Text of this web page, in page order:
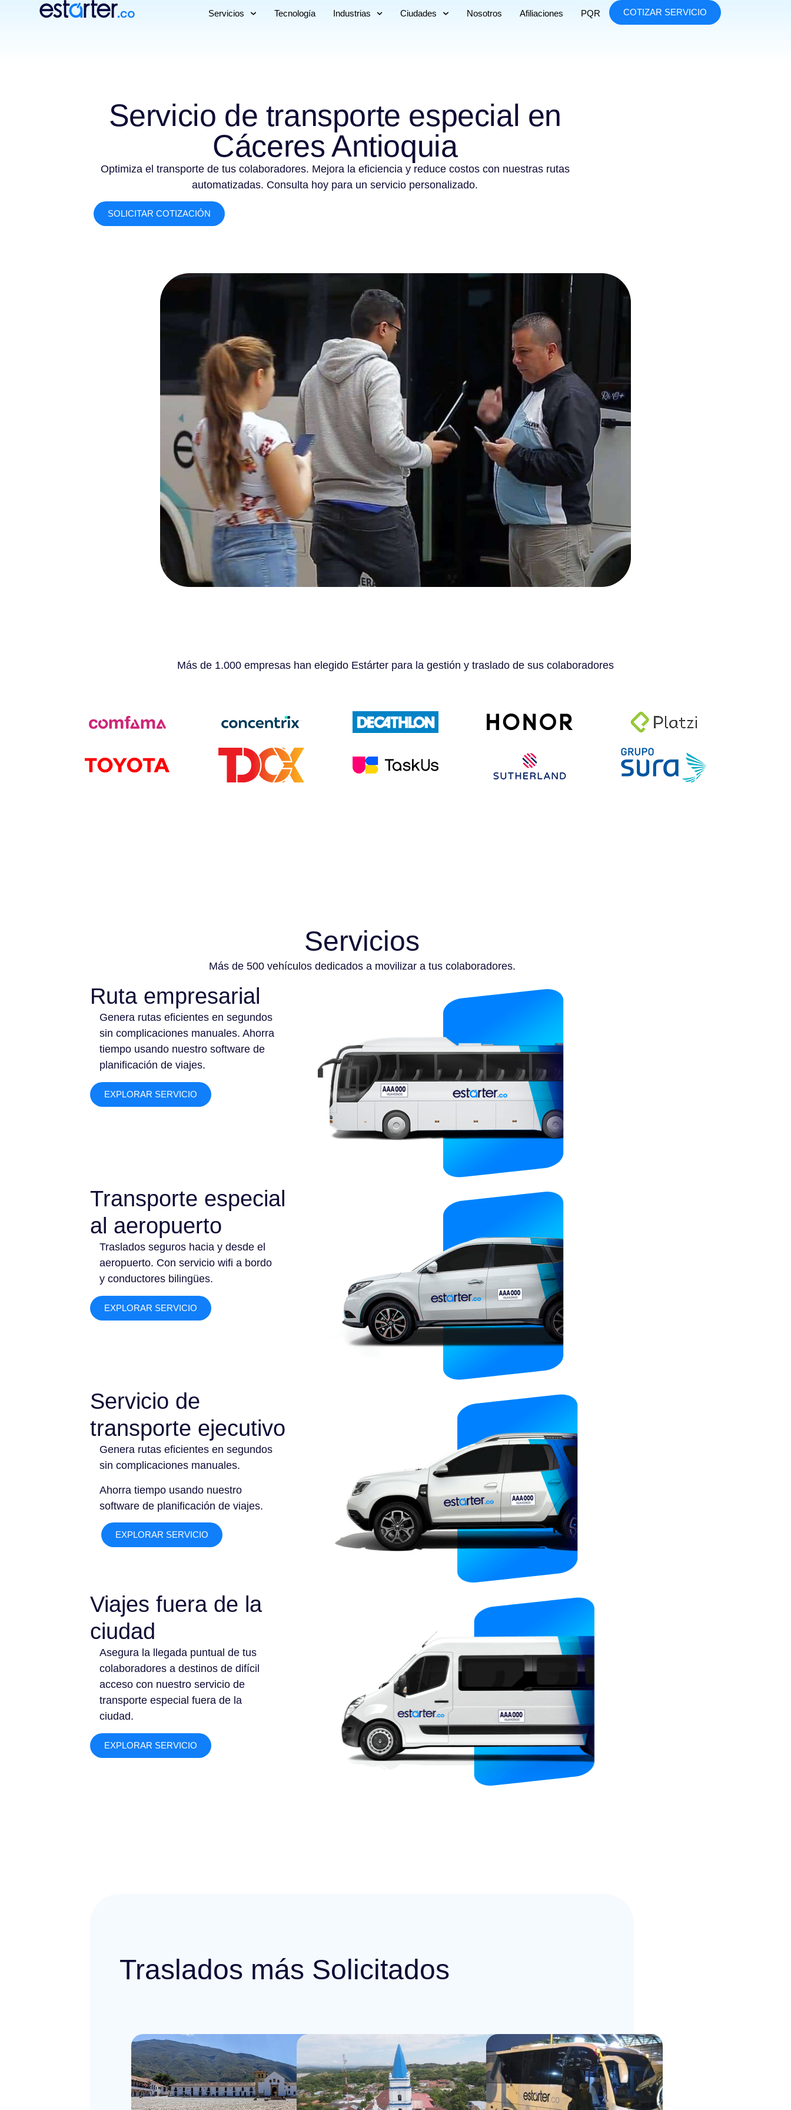
Servicios Tecnología Industrias Ciudades Nosotros Afiliaciones PQR COTIZAR SERVICIO
Servicio de transporte especial en
Cáceres Antioquia
Optimiza el transporte de tus colaboradores. Mejora la eficiencia y reduce costos con nuestras rutas
automatizadas. Consulta hoy para un servicio personalizado.
SOLICITAR COTIZACIÓN
Más de 1.000 empresas han elegido Estárter para la gestión y traslado de sus colaboradores
Servicios
Más de 500 vehículos dedicados a movilizar a tus colaboradores.
Ruta empresarial
Genera rutas eficientes en segundos
sin complicaciones manuales. Ahorra
tiempo usando nuestro software de
planificación de viajes.
EXPLORAR SERVICIO
Transporte especial
al aeropuerto
Traslados seguros hacia y desde el
aeropuerto. Con servicio wifi a bordo
y conductores bilingües.
EXPLORAR SERVICIO
Servicio de
transporte ejecutivo
Genera rutas eficientes en segundos
sin complicaciones manuales.
Ahorra tiempo usando nuestro
software de planificación de viajes.
EXPLORAR SERVICIO
Viajes fuera de la
ciudad
Asegura la llegada puntual de tus
colaboradores a destinos de difícil
acceso con nuestro servicio de
transporte especial fuera de la
ciudad.
EXPLORAR SERVICIO
Traslados más Solicitados